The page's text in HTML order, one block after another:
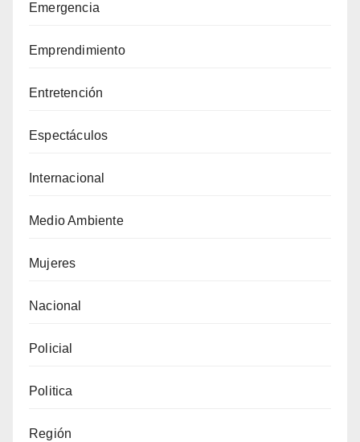
Emergencia
Emprendimiento
Entretención
Espectáculos
Internacional
Medio Ambiente
Mujeres
Nacional
Policial
Politica
Región